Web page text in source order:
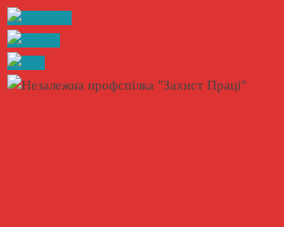
Skip
to
content